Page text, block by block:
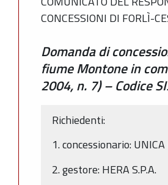
CONCESSIONI DI FORLÌ-
Domanda di
fiume Montone in
2004, n. 7) – Codice
Richiedenti:
1. concessionario: UNICA
2. gestore: HERA S.P.A.